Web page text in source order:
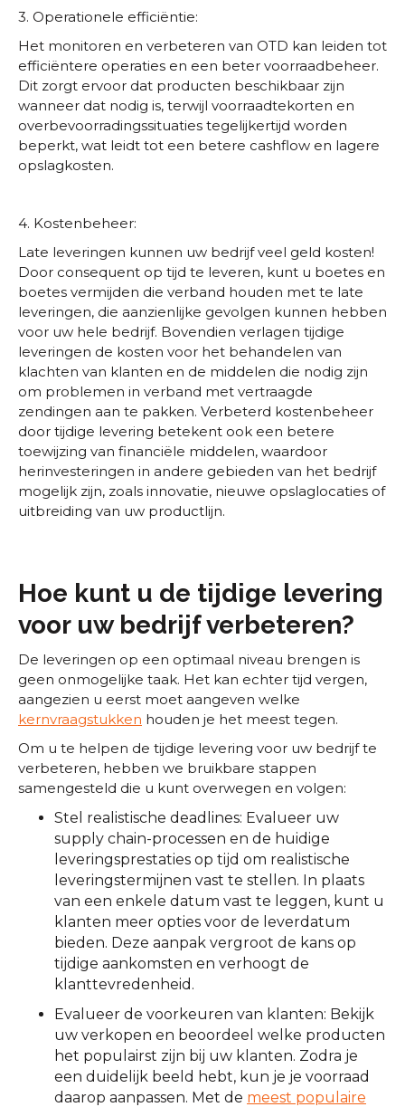
3. Operationele efficiëntie:
Het monitoren en verbeteren van OTD kan leiden tot
efficiëntere operaties en een beter voorraadbeheer.
Dit zorgt ervoor dat producten beschikbaar zijn
wanneer dat nodig is, terwijl voorraadtekorten en
overbevoorradingssituaties tegelijkertijd worden
beperkt, wat leidt tot een betere cashflow en lagere
opslagkosten.
4. Kostenbeheer:
Late leveringen kunnen uw bedrijf veel geld kosten!
Door consequent op tijd te leveren, kunt u boetes en
boetes vermijden die verband houden met te late
leveringen, die aanzienlijke gevolgen kunnen hebben
voor uw hele bedrijf. Bovendien verlagen tijdige
leveringen de kosten voor het behandelen van
klachten van klanten en de middelen die nodig zijn
om problemen in verband met vertraagde
zendingen aan te pakken. Verbeterd kostenbeheer
door tijdige levering betekent ook een betere
toewijzing van financiële middelen, waardoor
herinvesteringen in andere gebieden van het bedrijf
mogelijk zijn, zoals innovatie, nieuwe opslaglocaties of
uitbreiding van uw productlijn.
Hoe kunt u de tijdige levering
voor uw bedrijf verbeteren?
De leveringen op een optimaal niveau brengen is
geen onmogelijke taak. Het kan echter tijd vergen,
aangezien u eerst moet aangeven welke
kernvraagstukken houden je het meest tegen.
Om u te helpen de tijdige levering voor uw bedrijf te
verbeteren, hebben we bruikbare stappen
samengesteld die u kunt overwegen en volgen:
Stel realistische deadlines: Evalueer uw
supply chain-processen en de huidige
leveringsprestaties op tijd om realistische
leveringstermijnen vast te stellen. In plaats
van een enkele datum vast te leggen, kunt u
klanten meer opties voor de leverdatum
bieden. Deze aanpak vergroot de kans op
tijdige aankomsten en verhoogt de
klanttevredenheid.
Evalueer de voorkeuren van klanten: Bekijk
uw verkopen en beoordeel welke producten
het populairst zijn bij uw klanten. Zodra je
een duidelijk beeld hebt, kun je je voorraad
daarop aanpassen. Met de meest populaire